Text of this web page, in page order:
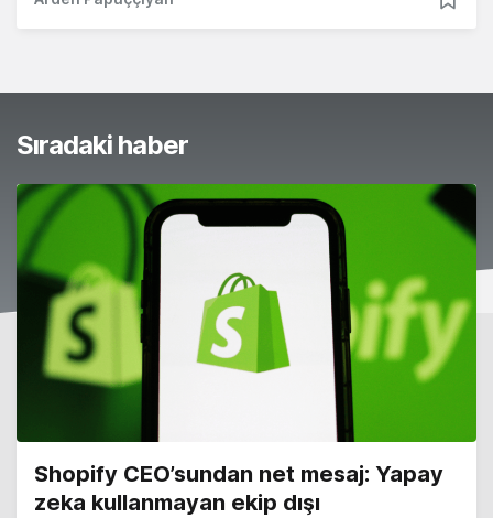
Sıradaki haber
Shopify CEO’sundan net mesaj: Yapay
zeka kullanmayan ekip dışı